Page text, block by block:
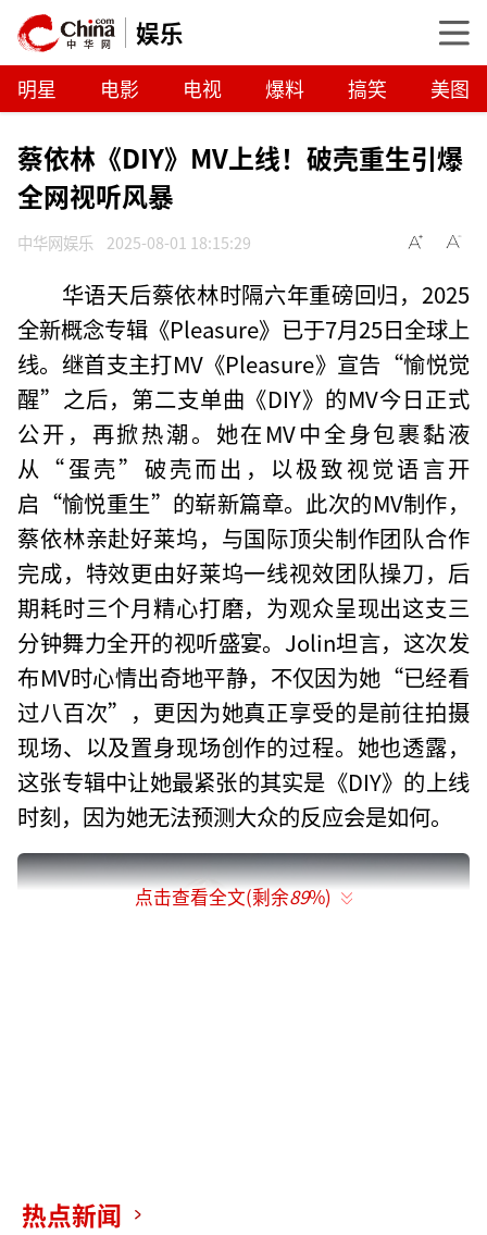
娱乐
明星 电影 电视 爆料 搞笑 美图
蔡依林《DIY》MV上线！破壳重生引爆
全网视听风暴
中华网娱乐 2025-08-01 18:15:29
华语天后蔡依林时隔六年重磅回归，2025
全新概念专辑《Pleasure》已于7月25日全球上
线。继首支主打MV《Pleasure》宣告“愉悦觉
醒”之后，第二支单曲《DIY》的MV今日正式
公开，再掀热潮。她在MV中全身包裹黏液
从“蛋壳”破壳而出，以极致视觉语言开
启“愉悦重生”的崭新篇章。此次的MV制作，
蔡依林亲赴好莱坞，与国际顶尖制作团队合作
完成，特效更由好莱坞一线视效团队操刀，后
期耗时三个月精心打磨，为观众呈现出这支三
分钟舞力全开的视听盛宴。Jolin坦言，这次发
布MV时心情出奇地平静，不仅因为她“已经看
过八百次”，更因为她真正享受的是前往拍摄
现场、以及置身现场创作的过程。她也透露，
这张专辑中让她最紧张的其实是《DIY》的上线
时刻，因为她无法预测大众的反应会是如何。
点击查看全文(剩余89%)
热点新闻